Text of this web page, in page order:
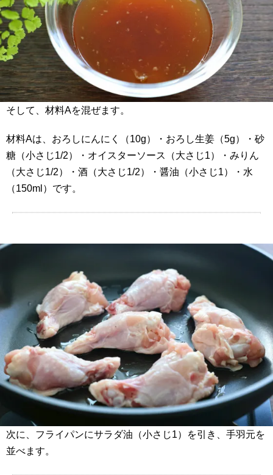
そして、材料Aを混ぜます。
材料Aは、おろしにんにく（10g）・おろし生姜（5g）・砂
糖（小さじ1/2）・オイスターソース（大さじ1）・みりん
（大さじ1/2）・酒（大さじ1/2）・醤油（小さじ1）・水
（150ml）です。
次に、フライパンにサラダ油（小さじ1）を引き、手羽元を
並べます。